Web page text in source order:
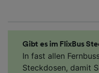
Gibt es im FlixBus
In fast allen
Steckdosen, damit